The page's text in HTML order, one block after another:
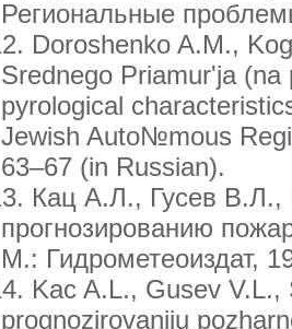
Региональные
Doroshenko A.M.,
Srednego Priamur'ja
pyrological
Jewish Auto№mous
63–67 (in Russian).
Кац А.Л., Гусев В.Л.,
прогнозированию
М.: Гидрометеоиздат,
Kac A.L., Gusev V.L.,
prognozirovaniju